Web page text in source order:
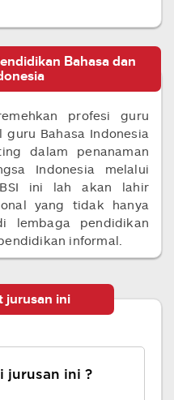
Bahasa dan
profesi guru
guru Bahasa Indonesia
dalam penanaman
Indonesia melalui
ini lah akan lahir
yang tidak hanya
lembaga pendidikan
informal.
jurusan ini
jurusan ini ?